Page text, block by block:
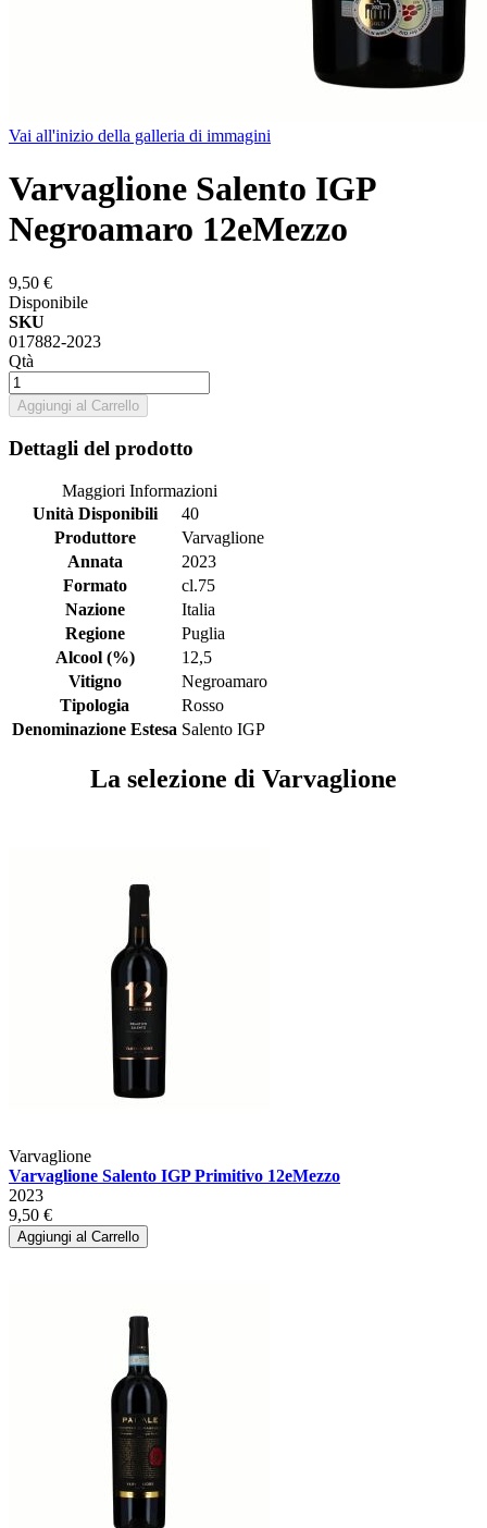
Vai all'inizio della galleria di immagini
Varvaglione Salento IGP
Negroamaro 12eMezzo
9,50 €
Disponibile
SKU
017882-2023
Qtà
Aggiungi al Carrello
Dettagli del prodotto
Maggiori Informazioni
Unità Disponibili
40
Produttore
Varvaglione
Annata
2023
Formato
cl.75
Nazione
Italia
Regione
Puglia
Alcool (%)
12,5
Vitigno
Negroamaro
Tipologia
Rosso
Denominazione Estesa Salento IGP
La selezione di Varvaglione
Varvaglione
Varvaglione Salento IGP Primitivo 12eMezzo
2023
9,50 €
Aggiungi al Carrello